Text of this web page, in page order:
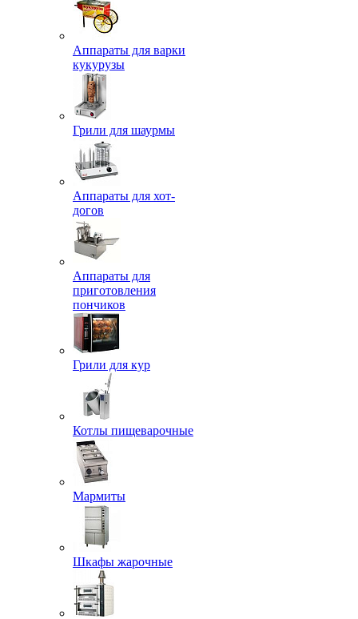
Аппараты для варки
кукурузы
Грили для шаурмы
Аппараты для хот-
догов
Аппараты для
приготовления
пончиков
Грили для кур
Котлы пищеварочные
Мармиты
Шкафы жарочные